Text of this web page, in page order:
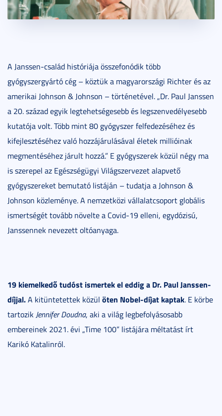
A Janssen-család históriája összefonódik több
gyógyszergyártó cég – köztük a magyarországi Richter és az
amerikai Johnson & Johnson – történetével. „Dr. Paul Janssen
a 20. század egyik legtehetségesebb és legszenvedélyesebb
kutatója volt. Több mint 80 gyógyszer felfedezéséhez és
kifejlesztéséhez való hozzájárulásával életek millióinak
megmentéséhez járult hozzá.” E gyógyszerek közül négy ma
is szerepel az Egészségügyi Világszervezet alapvető
gyógyszereket bemutató listáján – tudatja a Johnson &
Johnson közleménye. A nemzetközi vállalatcsoport globális
ismertségét tovább növelte a Covid-19 elleni, egydózisú,
Janssennek nevezett oltóanyaga.
19 kiemelkedő tudóst ismertek el eddig a Dr. Paul Janssen-
díjjal.A kitüntetettek közül öten Nobel-díjat kaptak. E körbe
tartozik Jennifer Doudna, aki a világ legbefolyásosabb
embereinek 2021. évi „Time 100” listájára méltatást írt
Karikó Katalinról.